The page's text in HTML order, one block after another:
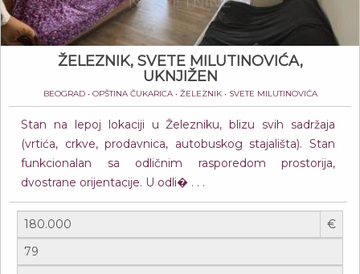
ŽELEZNIK, SVETE MILUTINOVIĆA,
UKNJIŽEN
BEOGRAD • OPŠTINA ČUKARICA • ŽELEZNIK • SVETE MILUTINOVIĆA
Stan na lepoj lokaciji u Železniku, blizu svih sadržaja
(vrtića, crkve, prodavnica, autobuskog stajališta). Stan
funkcionalan sa odličnim rasporedom prostorija,
dvostrane orijentacije. U odli� . . .
€